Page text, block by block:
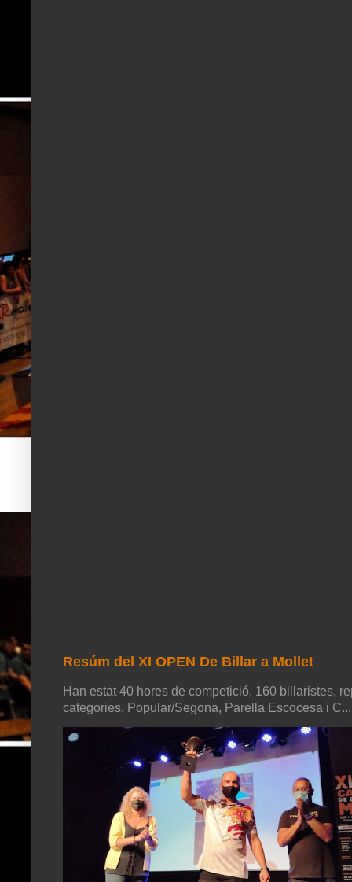
Resúm del XI OPEN De Billar a Mollet
Han estat 40 hores de competició. 160 billaristes,
categories, Popular/Segona, Parella Escocesa i C...